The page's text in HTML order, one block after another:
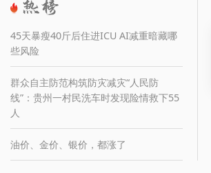
45天暴瘦40斤后住进ICU AI减重暗藏哪
些风险
群众自主防范构筑防灾减灾“人民防
线”：贵州一村民洗车时发现险情救下55
人
油价、金价、银价，都涨了